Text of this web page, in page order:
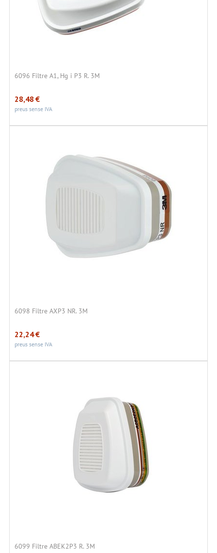
6096 Filtre A1, Hg i P3 R. 3M
28,48 €
preus sense IVA
6098 Filtre AXP3 NR. 3M
22,24€
preus sense IVA
6099 Filtre ABEK2P3 R. 3M